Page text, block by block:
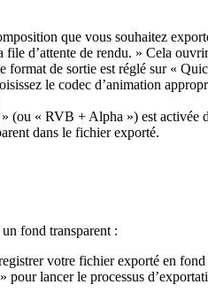
que vous souhaitez
d’attente de rendu. » Cela
format de sortie est réglé sur «
le codec d’animation
(ou « RVB + Alpha ») est activée
dans le fichier exporté.
fond transparent :
votre fichier exporté en fond
lancer le processus